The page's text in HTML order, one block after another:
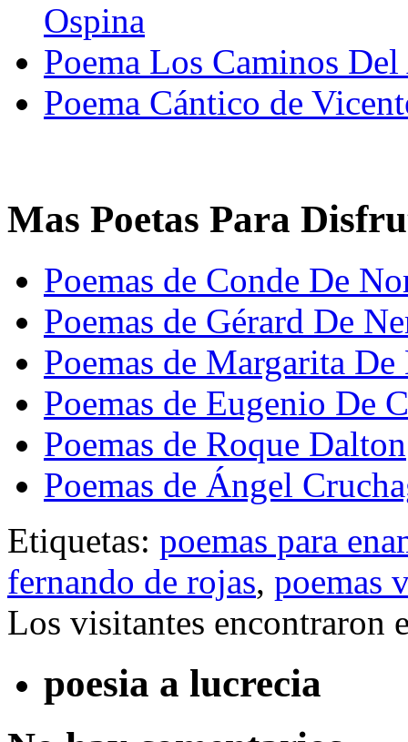
Ospina
Poema Los Caminos
Poema Cántico de
Mas Poetas Para
Poemas de Conde De
Poemas de Gérard De
Poemas de Margarita
Poemas de Eugenio De
Poemas de Roque Dalton
Poemas de Ángel
Etiquetas: poemas para
fernando de rojas, poemas
Los visitantes encontraron
poesia a lucrecia